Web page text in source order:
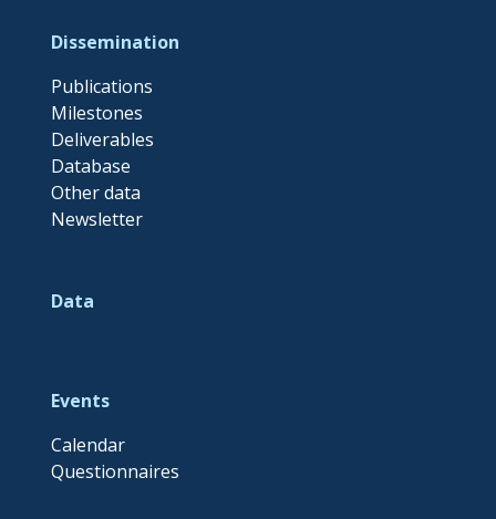
Dissemination
Publications
Milestones
Deliverables
Database
Other data
Newsletter
Data
Events
Calendar
Questionnaires